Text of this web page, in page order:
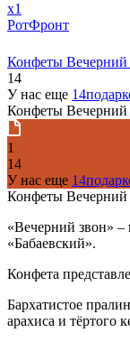
x1
РотФронт
Конфеты Вечерний
14
У нас еще
Конфеты Вечерний
1
14
У нас еще
Конфеты Вечерний
«Вечерний звон» –
«Бабаевский».
Конфета
Бархатистое
арахиса и